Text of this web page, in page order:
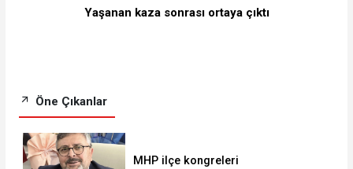
Yaşanan kaza sonrası ortaya çıktı
Öne Çıkanlar
MHP ilçe kongreleri